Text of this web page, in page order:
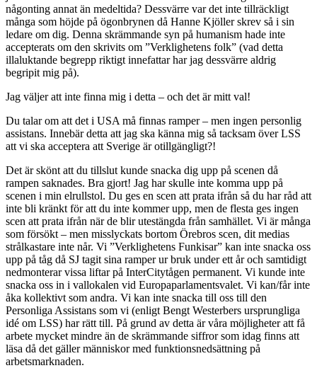
någonting annat än medeltida? Dessvärre var det inte tillräckligt
många som höjde på ögonbrynen då Hanne Kjöller skrev så i sin
ledare om dig. Denna skrämmande syn på humanism hade inte
accepterats om den skrivits om ”Verklighetens folk” (vad detta
illaluktande begrepp riktigt innefattar har jag dessvärre aldrig
begripit mig på).
Jag väljer att inte finna mig i detta – och det är mitt val!
Du talar om att det i USA må finnas ramper – men ingen personlig
assistans. Innebär detta att jag ska känna mig så tacksam över LSS
att vi ska acceptera att Sverige är otillgängligt?!
Det är skönt att du tillslut kunde snacka dig upp på scenen då
rampen saknades. Bra gjort! Jag har skulle inte komma upp på
scenen i min elrullstol. Du ges en scen att prata ifrån så du har råd att
inte bli kränkt för att du inte kommer upp, men de flesta ges ingen
scen att prata ifrån när de blir utestängda från samhället. Vi är många
som försökt – men misslyckats bortom Örebros scen, dit medias
strålkastare inte når. Vi ”Verklighetens Funkisar” kan inte snacka oss
upp på tåg då SJ tagit sina ramper ur bruk under ett år och samtidigt
nedmonterar vissa liftar på InterCitytågen permanent. Vi kunde inte
snacka oss in i vallokalen vid Europaparlamentsvalet. Vi kan/får inte
åka kollektivt som andra. Vi kan inte snacka till oss till den
Personliga Assistans som vi (enligt Bengt Westerbers ursprungliga
idé om LSS) har rätt till. På grund av detta är våra möjligheter att få
arbete mycket mindre än de skrämmande siffror som idag finns att
läsa då det gäller människor med funktionsnedsättning på
arbetsmarknaden.